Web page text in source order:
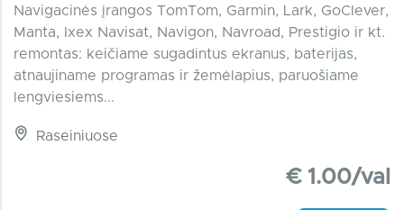
Navigacinės įrangos TomTom, Garmin, Lark, GoClever,
Manta, Ixex Navisat, Navigon, Navroad, Prestigio ir kt.
remontas: keičiame sugadintus ekranus, baterijas,
atnaujiname programas ir žemėlapius, paruošiame
lengviesiems...
Raseiniuose
€ 1.00/val